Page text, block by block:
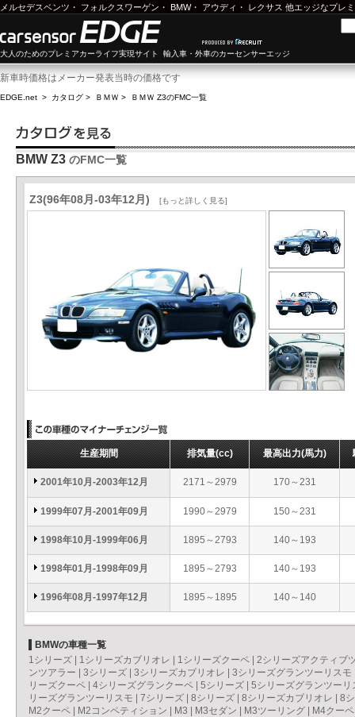
メルセデスベンツ ・ フォルクスワーゲン ・ BMW・ アウディ ・ レクサス 他エッジなプレ
大人のためのプレミアカーライフ実現サイト 輸入車・外車のカーセンサーエッジ
新車時価格はメーカー発表当時の価格です
EDGE.net > カタログ > ＢＭＷ > ＢＭＷ Z3のFMC一覧
BMW Z3 のFMC一覧
Z3(96年08月-03年12月) [もっと詳しく見る]
生産期間 排気量(cc) 最高出力(馬力)
2001年10月-2003年12月 2171～2979 170～231
1999年07月-2001年09月 1990～2979 150～231
1998年10月-1999年06月 1895～2793 140～193
1998年01月-1998年09月 1895～2793 140～193
1996年08月-1997年12月 1895～1895 140～140
BMWの車種一覧
1シリーズ
1シリーズカブリオレ 1シリーズクーペ
2シリーズアクティブ
ンツアラー
3シリーズ 3シリーズカブリオレ 3シリーズグランツーリスモ
リーズクーペ
4シリーズグランクーペ 5シリーズ
5シリーズグランツーリ
リーズグランツーリスモ
7シリーズ 8シリーズ 8シリーズカブリオレ
8
M2クーペ
M2コンペティション M3 M3セダン M3ツーリング M4クーペ